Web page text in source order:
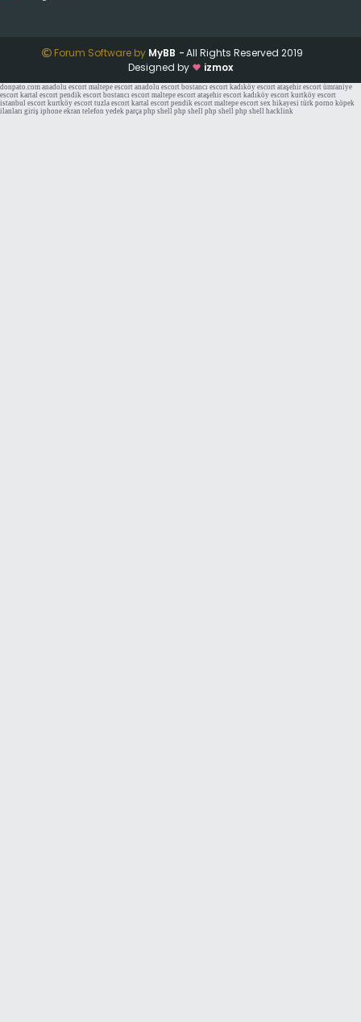
Forum Software by MyBB -All Rights Reserved 2019
Designed by
izmox
donpato.com anadolu escort maltepe escort anadolu escort bostancı escort kadıköy escort ataşehir escort ümraniye
escort kartal escort pendik escort bostancı escort maltepe escort ataşehir escort kadıköy escort kurtköy escort
istanbul escort kurtköy escort tuzla escort kartal escort pendik escort maltepe escort sex hikayesi türk porno köpek
ilanları giriş iphone ekran telefon yedek parça php shell php shell php shell php shell hacklink